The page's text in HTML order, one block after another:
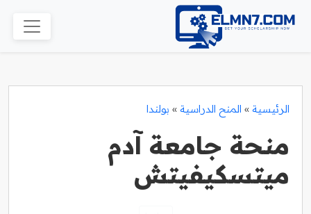
الرئيسية » المنح الدراسية » بولندا
منحة جامعة آدم
ميتسكيفيتش